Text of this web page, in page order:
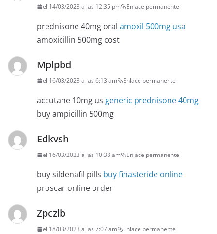
el 14/03/2023 a las 12:35 pm Enlace permanente
prednisone 40mg oral amoxil 500mg usa
amoxicillin 500mg cost
Mplpbd
el 16/03/2023 a las 6:13 am Enlace permanente
accutane 10mg us generic prednisone 40mg
buy ampicillin 500mg
Edkvsh
el 16/03/2023 a las 10:38 am Enlace permanente
buy sildenafil pills buy finasteride online
proscar online order
Zpczlb
el 18/03/2023 a las 7:07 am Enlace permanente